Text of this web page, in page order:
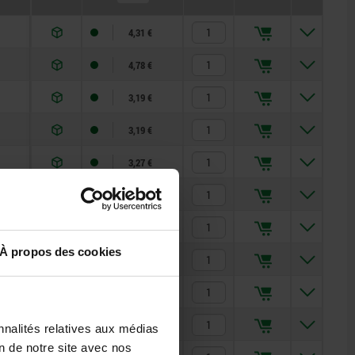
À propos des cookies
relatives aux médias
de notre site avec nos
4,31 €
4,78 €
3,19 €
3,19 €
3,27 €
3,19 €
3,19 €
3,27 €